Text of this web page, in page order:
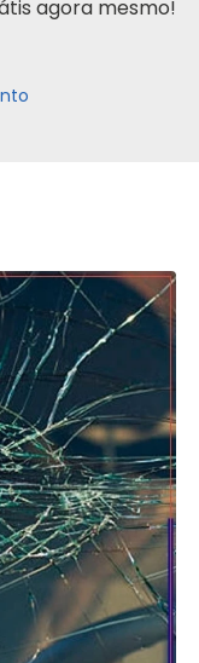
agora mesmo!